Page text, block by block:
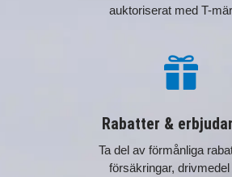
auktoriserat med T-

Rabatter &
Ta del av förmånliga
försäkringar,